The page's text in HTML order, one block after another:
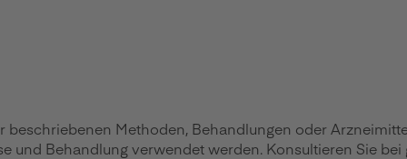
Methoden, Behandlungen oder
und Behandlung verwendet werden. Konsultieren Sie